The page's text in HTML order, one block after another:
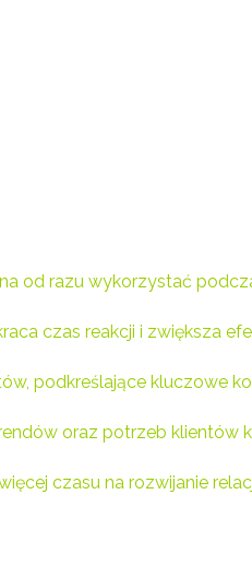
od razu wykorzystać
czas reakcji i zwiększa
podkreślające kluczowe
oraz potrzeb klientów
czasu na rozwijanie